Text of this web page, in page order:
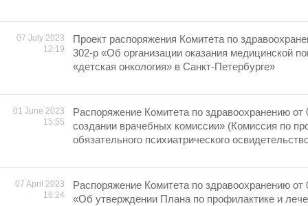
07 July 2023
12:19
Проект распоряжения Комитета по
302-р «Об организации оказания медицинской
«детская онкология» в Санкт-Петербурге»
01 June 2023
15:55
Распоряжение Комитета по здравоохранению
создании врачебных комиссии» (Комиссия по
обязательного психиатрического
07 April 2023
16:24
Распоряжение Комитета по здравоохранению
«Об утверждении Плана по профилактике и